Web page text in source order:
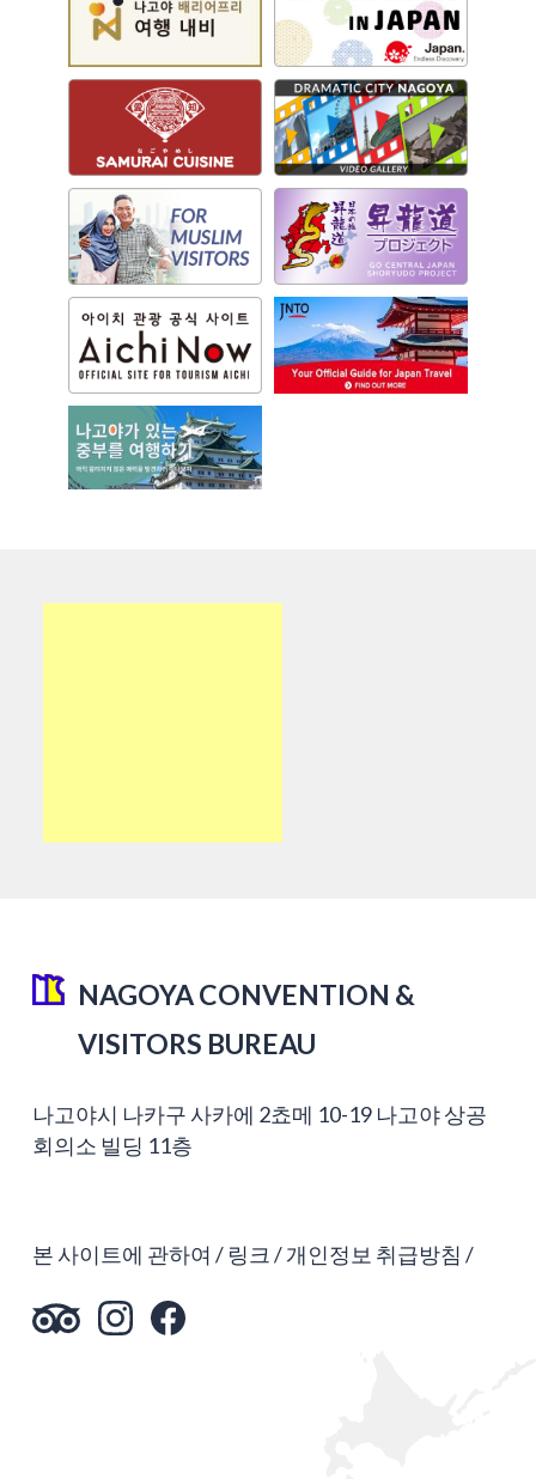
NAGOYA CONVENTION &
VISITORS BUREAU
나고야시 나카구 사카에 2쵸메 10-19 나고야 상공
회의소 빌딩 11층
본 사이트에 관하여 링크 개인정보 취급방침